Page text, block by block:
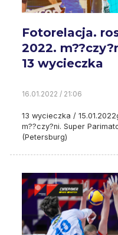
Fotorelacja.
2022.
13 wycieczka
16.01.2022 / 21:06
13 wycieczka /
m??czy?ni. Super
(Petersburg)